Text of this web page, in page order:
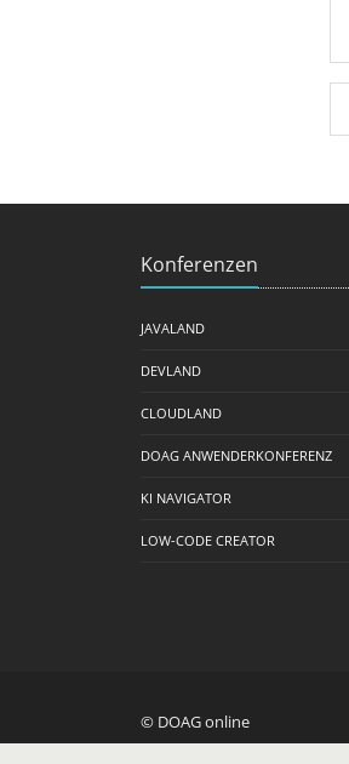
Konferenzen
JAVALAND
DEVLAND
CLOUDLAND
DOAG ANWENDERKONFERENZ
KI NAVIGATOR
LOW-CODE CREATOR
© DOAG online